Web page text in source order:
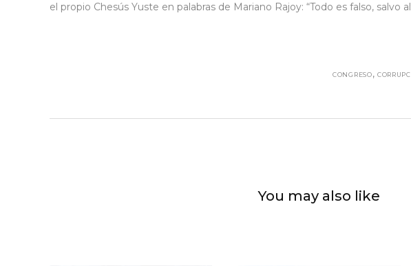
el propio Chesús Yuste en palabras de Mariano Rajoy: “Todo es falso, salvo
CONGRESO,
You may also like